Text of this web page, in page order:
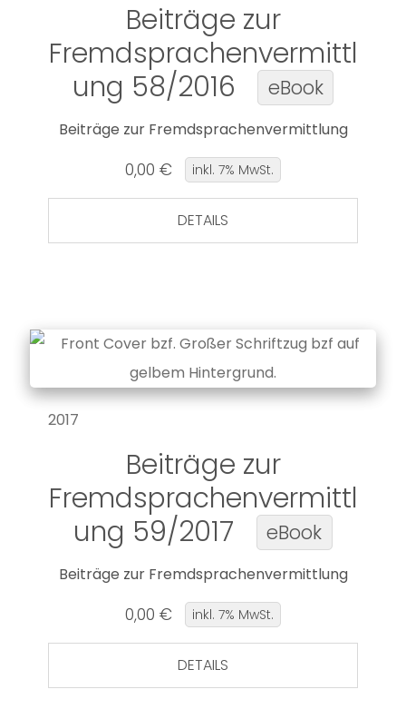
Beiträge zur
Fremdsprachenvermittl
ung 58/2016
eBook
Beiträge zur Fremdsprachenvermittlung
0,00 € inkl. 7% MwSt.
DETAILS
2017
Beiträge zur
Fremdsprachenvermittl
ung 59/2017
eBook
Beiträge zur Fremdsprachenvermittlung
0,00 € inkl. 7% MwSt.
DETAILS